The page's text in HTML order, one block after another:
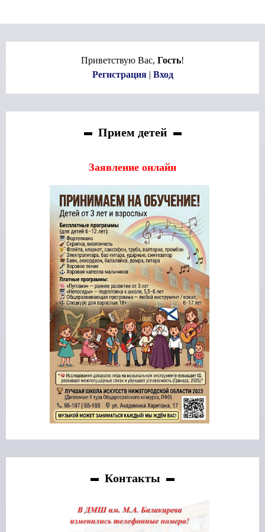
Приветствую Вас, Гость!
Регистрация| Вход
Прием детей
Заявление онлайн
Контакты